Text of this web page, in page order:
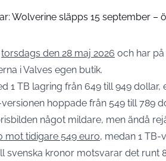
Wolverine släpps 15 september –
torsdags den 28 maj 2026 och har
i Valves egen butik.
1 TB lagring från 649 till 949
hoppade från 549 till 789
något mildare, men ändå
mot tidigare 549 euro, medan 1 TB-
svenska kronor motsvarar det runt